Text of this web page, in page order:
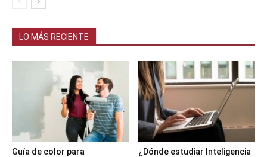
LO MÁS RECIENTE
Guía de color para
¿Dónde estudiar Inteligencia